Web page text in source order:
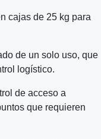
cajas de 25 kg para
de un solo uso, que
logístico.
de acceso a
que requieren